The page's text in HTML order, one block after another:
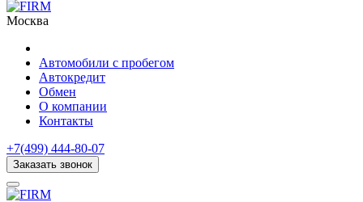
Москва
Автомобили с пробегом
Автокредит
Обмен
О компании
Контакты
+7(499) 444-80-07
Заказать звонок